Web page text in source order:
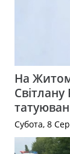
На
Субота, 8